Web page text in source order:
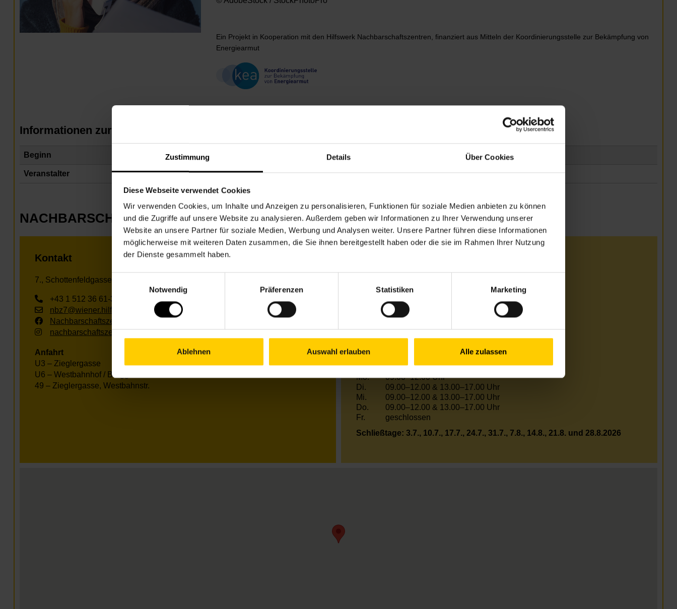
Zustimmung Details Über Cookies
Diese Webseite verwendet Cookies
Wir verwenden Cookies, um Inhalte und Anzeigen zu personalisieren, Funktionen für soziale Medien anbieten zu können
und die Zugriffe auf unsere Website zu analysieren. Außerdem geben wir Informationen zu Ihrer Verwendung unserer
Website an unsere Partner für soziale Medien, Werbung und Analysen weiter. Unsere Partner führen diese Informationen
möglicherweise mit weiteren Daten zusammen, die Sie ihnen bereitgestellt haben oder die sie im Rahmen Ihrer Nutzung
der Dienste gesammelt haben.
Notwendig
Präferenzen Statistiken Marketing
Ablehnen Auswahl erlauben Alle zulassen
Ein Projekt in Kooperation mit den Hilfswerk Nachbarschaftszentren, finanziert aus Mitteln der Koordinierungsstelle zur Bekämpfung von
Energiearmut
Informationen zur Veranstaltung
Beginn 16.00 - 18.00
Veranstalter Nachbarschaftszentrum 07
NACHBARSCHAFTSZENTRUM 07
Kontakt
7., Schottenfeldgasse 29, Eingang 2
+43 1 512 36 61-3350
nbz7@wiener.hilfswerk.at
Nachbarschaftszentren
nachbarschaftszentren.wien
Anfahrt
U3 – Zieglergasse
U6 – Westbahnhof / Burggasse
49 – Zieglergasse, Westbahnstr.
09.00–12.00 & 13.00–17.00 Uhr
(am 2. Di. im Monat bis 18.00 Uhr)
09.00–12.00 & 13.00–17.00 Uhr
09.00–12.00 & 13.00–17.00 Uhr
Fr.
10.00–12.00 Uhr
Öffnungszeiten Juli und August
Mo.
09.00–12.00 Uhr
Di.
09.00–12.00 & 13.00–17.00 Uhr
Mi.
09.00–12.00 & 13.00–17.00 Uhr
Do.
09.00–12.00 & 13.00–17.00 Uhr
Fr.
geschlossen
Schließtage: 3.7., 10.7., 17.7., 24.7., 31.7., 7.8., 14.8., 21.8. und 28.8.2026